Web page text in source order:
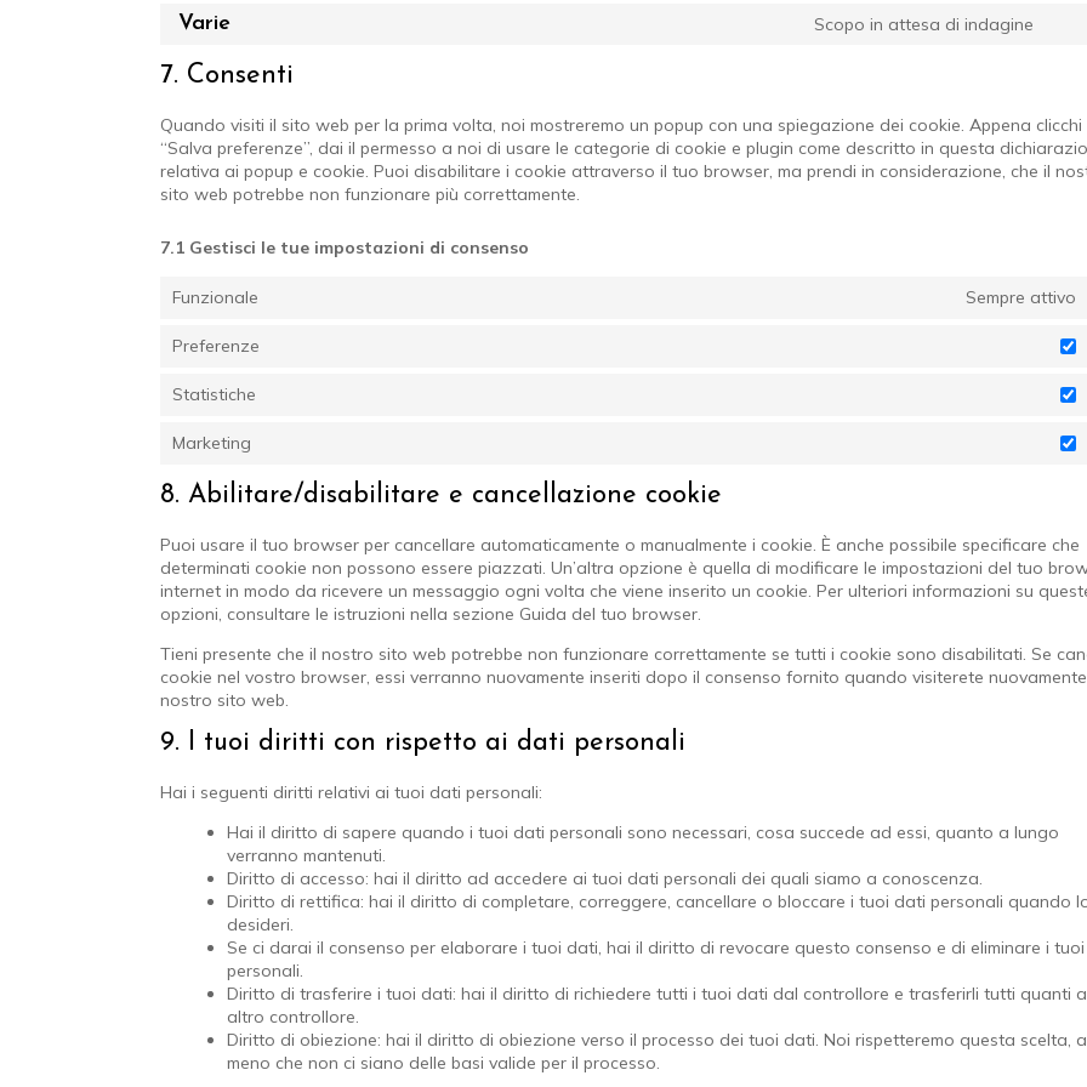
Varie Scopo in attesa di indagine
7. Consenti
Quando visiti il sito web per la prima volta, noi mostreremo un popup con una spiegazione dei cookie. Appena clicchi
“Salva preferenze”, dai il permesso a noi di usare le categorie di cookie e plugin come descritto in questa
relativa ai popup e cookie. Puoi disabilitare i cookie attraverso il tuo browser, ma prendi in considerazione, che il
sito web potrebbe non funzionare più correttamente.
7.1 Gestisci le tue impostazioni di consenso
Funzionale Sempre attivo
Preferenze
Statistiche
Marketing
8. Abilitare/disabilitare e cancellazione cookie
Puoi usare il tuo browser per cancellare automaticamente o manualmente i cookie. È anche possibile specificare che
determinati cookie non possono essere piazzati. Un’altra opzione è quella di modificare le impostazioni del tuo
internet in modo da ricevere un messaggio ogni volta che viene inserito un cookie. Per ulteriori informazioni su
opzioni, consultare le istruzioni nella sezione Guida del tuo browser.
Tieni presente che il nostro sito web potrebbe non funzionare correttamente se tutti i cookie sono disabilitati. Se
cookie nel vostro browser, essi verranno nuovamente inseriti dopo il consenso fornito quando visiterete
nostro sito web.
9. I tuoi diritti con rispetto ai dati personali
Hai i seguenti diritti relativi ai tuoi dati personali:
Hai il diritto di sapere quando i tuoi dati personali sono necessari, cosa succede ad essi, quanto a lungo
verranno mantenuti.
Diritto di accesso: hai il diritto ad accedere ai tuoi dati personali dei quali siamo a conoscenza.
Diritto di rettifica: hai il diritto di completare, correggere, cancellare o bloccare i tuoi dati personali quando
desideri.
Se ci darai il consenso per elaborare i tuoi dati, hai il diritto di revocare questo consenso e di eliminare i
personali.
Diritto di trasferire i tuoi dati: hai il diritto di richiedere tutti i tuoi dati dal controllore e trasferirli tutti quanti
altro controllore.
Diritto di obiezione: hai il diritto di obiezione verso il processo dei tuoi dati. Noi rispetteremo questa scelta, a
meno che non ci siano delle basi valide per il processo.